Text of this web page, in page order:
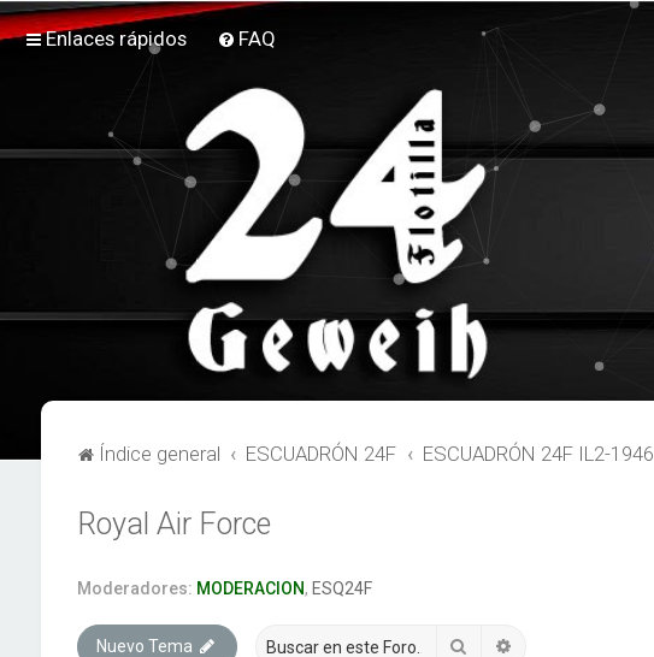
Enlaces rápidos FAQ
Índice general ESCUADRÓN 24F ESCUADRÓN 24F IL2-1946
Royal Air Force
Moderadores: MODERACION, ESQ24F
Nuevo Tema Buscar